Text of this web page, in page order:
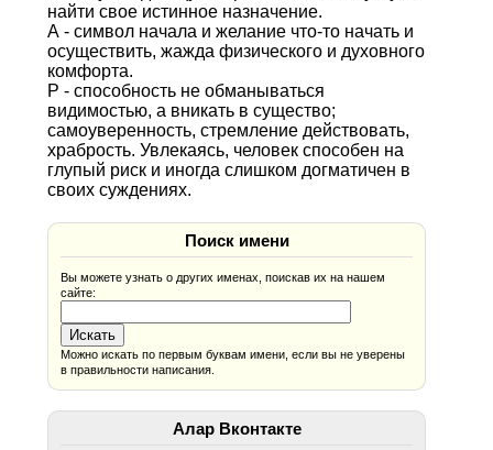
найти свое истинное назначение.
А - символ начала и желание что-то начать и
осуществить, жажда физического и духовного
комфорта.
Р - способность не обманываться
видимостью, а вникать в существо;
самоуверенность, стремление действовать,
храбрость. Увлекаясь, человек способен на
глупый риск и иногда слишком догматичен в
своих суждениях.
Поиск имени
Вы можете узнать о других именах, поискав их на нашем
сайте:
Можно искать по первым буквам имени, если вы не уверены
в правильности написания.
Алар Вконтакте